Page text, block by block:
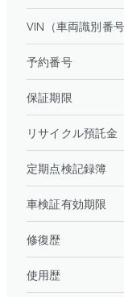
VIN（車両識別番号
予約番号
保証期限
リサイクル預託金
定期点検記録簿
車検証有効期限
修復歴
使用歴